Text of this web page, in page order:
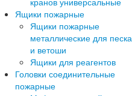
Ящики пожарные
Ящики пожарные
металлические для песка
и ветоши
Ящики для реагентов
Головки соединительные
пожарные